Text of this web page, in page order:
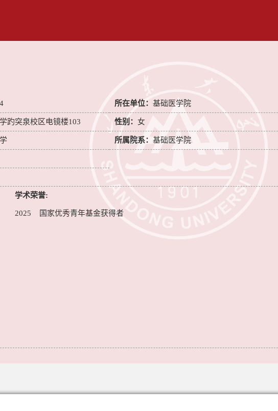
所在单位： 基础医学院
趵突泉校区电镜楼103 性别： 女
所属院系： 基础医学院
学术荣誉:
2025 国家优秀青年基金获得者